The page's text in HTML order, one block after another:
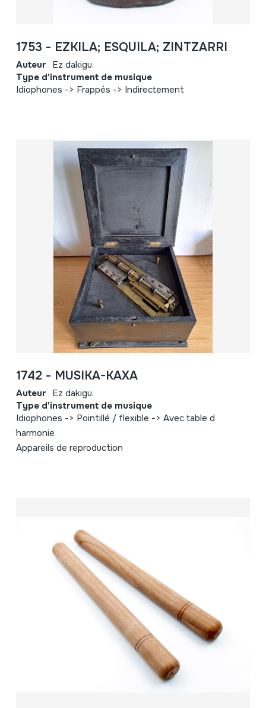
1753 - EZKILA; ESQUILA; ZINTZARRI
Auteur Ez dakigu.
Type d'instrument de musique
Idiophones -> Frappés -> Indirectement
1742 - MUSIKA-KAXA
Auteur Ez dakigu.
Type d'instrument de musique
Idiophones -> Pointillé / flexible -> Avec table d
´harmonie
Appareils de reproduction